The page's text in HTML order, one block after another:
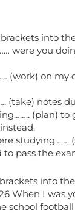
into
were you
(work) on my
(take) notes
(plan) to
studying…….
pass the
into
When I was
school